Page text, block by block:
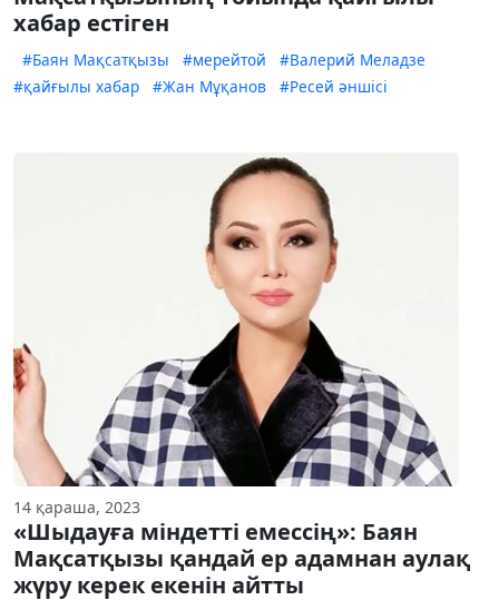
хабар естіген
#Баян Мақсатқызы #мерейтой
#Валерий Меладзе
#қайғылы хабар
#Жан Мұқанов #Ресей әншісі
14 қараша, 2023
«Шыдауға міндетті емессің»: Баян
Мақсатқызы қандай ер адамнан аулақ
жүру керек екенін айтты